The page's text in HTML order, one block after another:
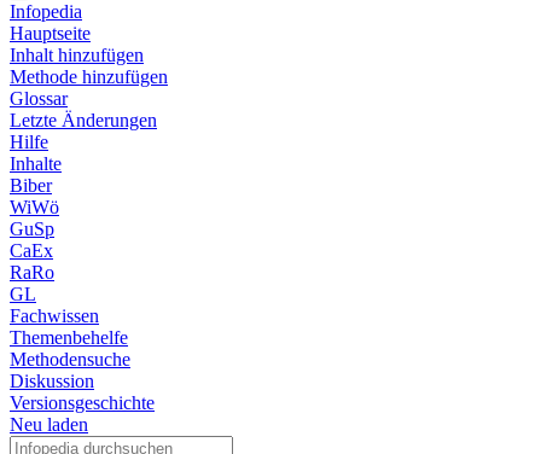
Infopedia
Hauptseite
Inhalt hinzufügen
Methode hinzufügen
Glossar
Letzte Änderungen
Hilfe
Inhalte
Biber
WiWö
GuSp
CaEx
RaRo
GL
Fachwissen
Themenbehelfe
Methodensuche
Diskussion
Versionsgeschichte
Neu laden